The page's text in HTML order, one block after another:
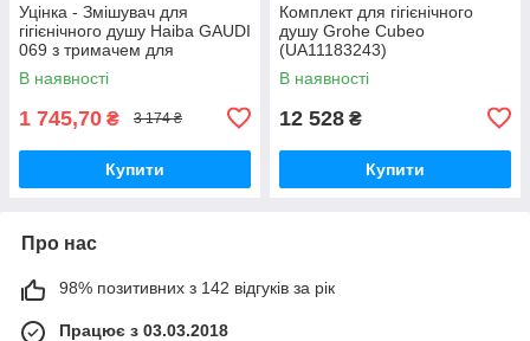
Уцінка - Змішувач для
гігієнічного душу Haiba GAUDI
069 з тримачем для
туалетного паперу (HB9596-
20260703-9011)
В наявності
1 745,70 ₴ 3 174 ₴
Купити
Комплект для гігієнічного
душу Grohe Cubeo
(UA11183243)
В наявності
12 528 ₴
Купити
Про нас
98% позитивних з 142 відгуків за рік
Працює з 03.03.2018